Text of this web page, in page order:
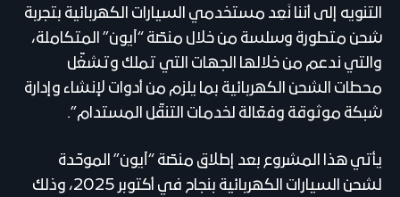
التنويه إلى أننا نَعِد مستخدمي السيارات الكهربائية بتجربة
شحن متطورة وسلسة من خلال منصّة “آيون” المتكاملة،
والتي ندعم من خلالها الجهات التي تملك وتشغّل
محطات الشحن الكهربائية بما يلزم من أدوات لإنشاء وإدارة
شبكة موثوقة وفعّالة لخدمات التنقّل المستدام”.
يأتي هذا المشروع بعد إطلاق منصّة “آيون” الموحّدة
لشحن السيارات الكهربائية بنجاح في أكتوبر 2025، وذلك